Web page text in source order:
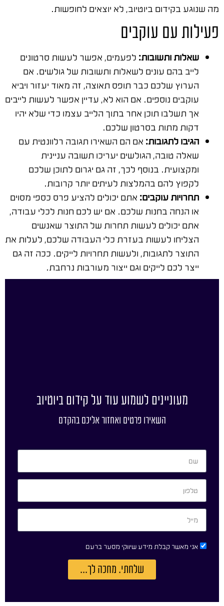
מה שנוגע בקידום ביוטיוב, לא יוצאים לחופשות.
פעילות עם עוקבים
שאלות ותשובות: לפעמים, אפשר לעשות סרטונים
לייב בהם עונים לשאלות ותשובות של גולשים. אם
הערוץ שלכם כבר תופס תאוצה, זה מאוד יעזור ויביא
עוקבים נוספים. אם הוא לא, עדיין אפשר לעשות לייבים
אך תשלבו תוכן אחר בתוך הלייב עצמו כדי שלא יהיו
דקות מתות בסרטון שלכם.
הגיבו לתגובות: אם הם השאירו תגובה רלוונטית עם
שאלה טובה, הגולשים יעריכו תשובה עניינית
ומקצועית. בנוסף לכך, זה גם יגרום לתוכן שלכם
לקפוץ להם בהמלצות לעיתים יותר קרובות.
תחרויות עוקבים: אתם יכולים להציע פרס כספי מסוים
או הנחה בחנות שלכם. אם יש לכם חנות לכלי עבודה,
אתם יכולים לעשות תחרות של התוצר שאנשים
הצליחו לעשות בעזרת כלי העבודה שלכם, לעלות את
התוצר לתגובות, ולעשות תחרויות לייקים. ככה זה גם
ייצר לכם לייקים וגם ייצור מעורבות נרחבת.
מעוניינים לשמוע עוד על קידום ביוטיוב
השאירו פרטים ואחזור אליכם בהקדם
אני מאשר קבלת מידע שיווקי מסער ברעם
שלחתי. מחכה לך...